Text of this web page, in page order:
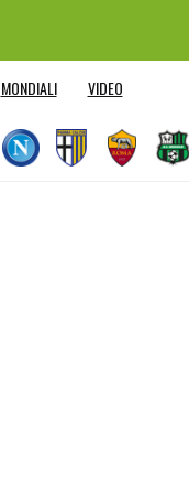
MONDIALI VIDEO